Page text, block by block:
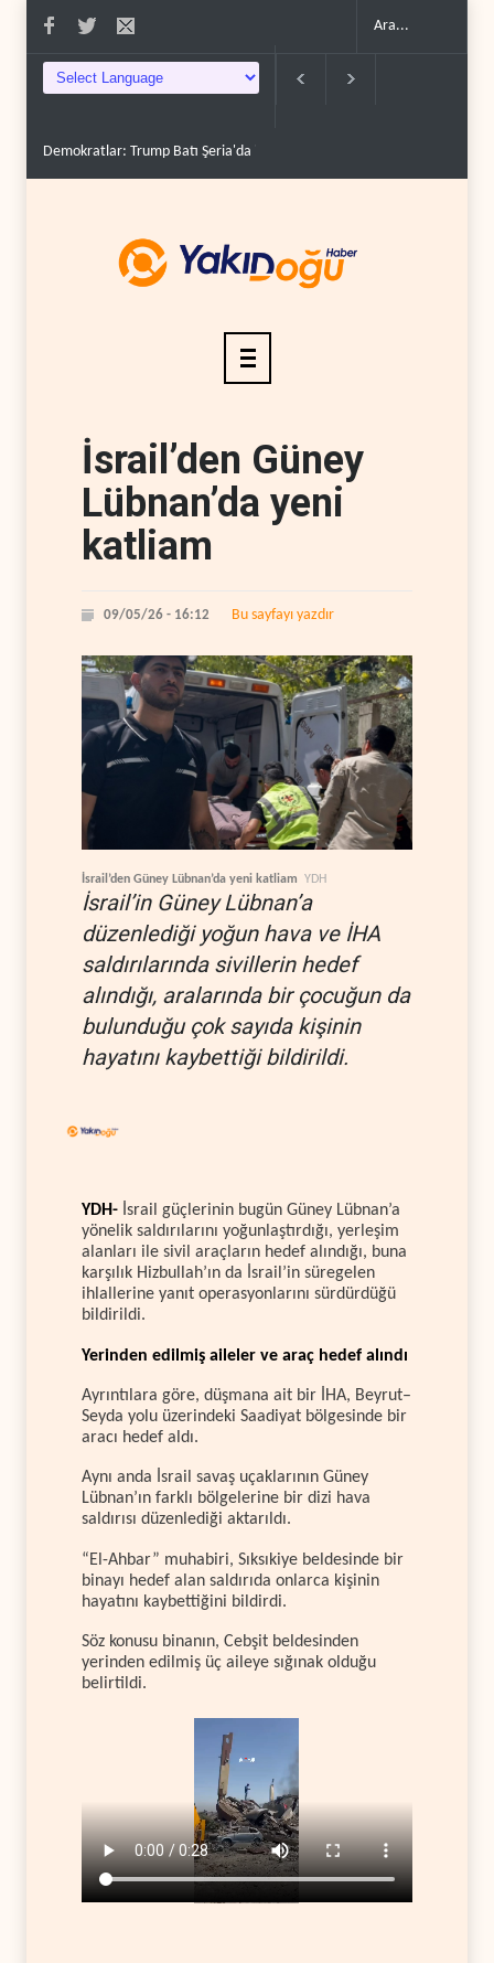
Demokratlar: Trump Batı Şeria'da işgalci yerleşimcilere ..
İsrail’den Güney
Lübnan’da yeni
katliam
09/05/26 - 16:12 Bu sayfayı yazdır
İsrail’den Güney Lübnan’da yeni katliam YDH
İsrail’in Güney Lübnan’a
düzenlediği yoğun hava ve İHA
saldırılarında sivillerin hedef
alındığı, aralarında bir çocuğun da
bulunduğu çok sayıda kişinin
hayatını kaybettiği bildirildi.
YDH- İsrail güçlerinin bugün Güney Lübnan’a
yönelik saldırılarını yoğunlaştırdığı, yerleşim
alanları ile sivil araçların hedef alındığı, buna
karşılık Hizbullah’ın da İsrail’in süregelen
ihlallerine yanıt operasyonlarını sürdürdüğü
bildirildi.
Yerinden edilmiş aileler ve araç hedef alındı
Ayrıntılara göre, düşmana ait bir İHA, Beyrut–
Seyda yolu üzerindeki Saadiyat bölgesinde bir
aracı hedef aldı.
Aynı anda İsrail savaş uçaklarının Güney
Lübnan’ın farklı bölgelerine bir dizi hava
saldırısı düzenlediği aktarıldı.
“El-Ahbar” muhabiri, Sıksıkiye beldesinde bir
binayı hedef alan saldırıda onlarca kişinin
hayatını kaybettiğini bildirdi.
Söz konusu binanın, Cebşit beldesinden
yerinden edilmiş üç aileye sığınak olduğu
belirtildi.